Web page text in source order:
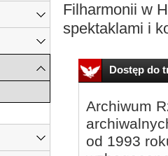
Filharmonii w
spektaklami i
Dostęp do
Archiwum
od 1993